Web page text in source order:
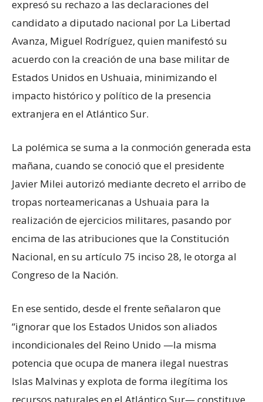
expresó su rechazo a las declaraciones del
candidato a diputado nacional por La Libertad
Avanza, Miguel Rodríguez, quien manifestó su
acuerdo con la creación de una base militar de
Estados Unidos en Ushuaia, minimizando el
impacto histórico y político de la presencia
extranjera en el Atlántico Sur.
La polémica se suma a la conmoción generada esta
mañana, cuando se conoció que el presidente
Javier Milei autorizó mediante decreto el arribo de
tropas norteamericanas a Ushuaia para la
realización de ejercicios militares, pasando por
encima de las atribuciones que la Constitución
Nacional, en su artículo 75 inciso 28, le otorga al
Congreso de la Nación.
En ese sentido, desde el frente señalaron que
“ignorar que los Estados Unidos son aliados
incondicionales del Reino Unido —la misma
potencia que ocupa de manera ilegal nuestras
Islas Malvinas y explota de forma ilegítima los